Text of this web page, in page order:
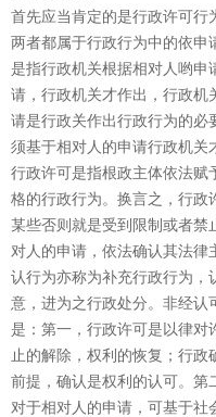
首先应当肯定的是行政许可行
两者都属于行政行为中的依申
是指行政机关根据相对人哟申
请，行政机关才作出，行政机
请是行政关作出行政行为的必
须基于相对人的申请行政机关
行政许可是指根政主体依法赋
格的行政行为。换言之，行政
某些否则就是受到限制或者禁
对人的申请，依法确认其法律
认行为亦称为补充行政行为，
意，进为之行政处分。非经认
是：第一，行政许可是以律对
止的解除，权利的恢复；行
前提，确认是权利的认可。第
对于相对人的申请，可基于